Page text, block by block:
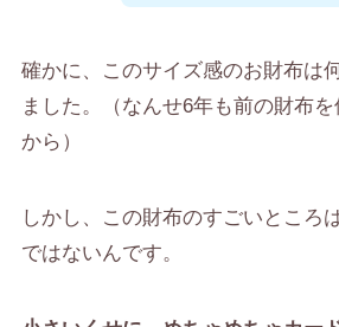
確かに、このサイズ感のお財布は
ました。（なんせ6年も前の財布
から）
しかし、この財布のすごいところ
ではないんです。